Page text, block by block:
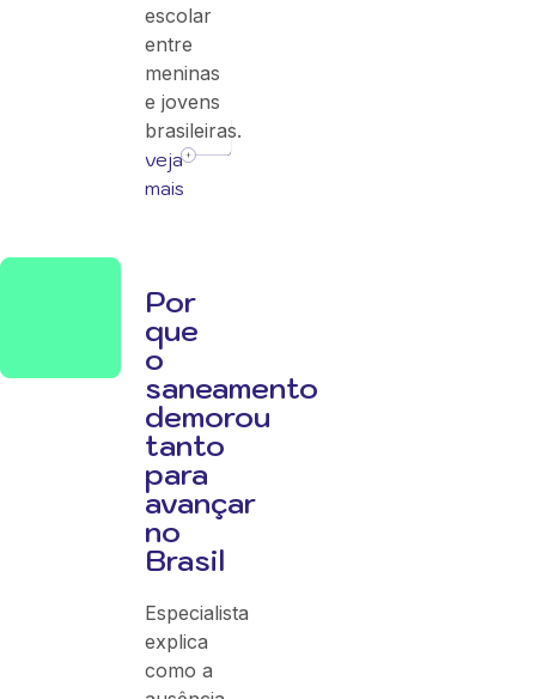
escolar
entre
meninas
e jovens
brasileiras.
veja
mais
Por
que
o
saneamento
demorou
tanto
para
avançar
no
Brasil
Especialista
explica
como a